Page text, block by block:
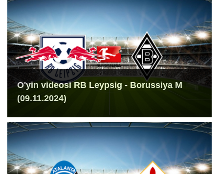
O'yin videosi RB Leypsig - Borussiya M
(09.11.2024)